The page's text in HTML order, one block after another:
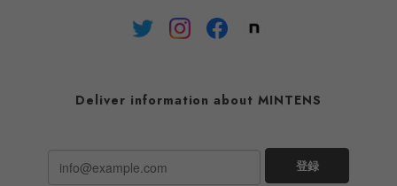
Deliver information about MINTENS
登録